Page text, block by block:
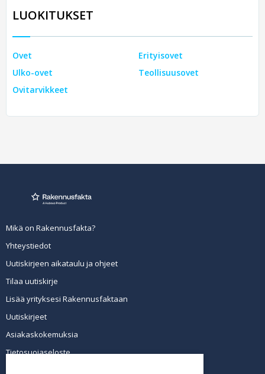
LUOKITUKSET
Ovet
Ulko-ovet
Ovitarvikkeet
Erityisovet
Teollisuusovet
Mikä on Rakennusfakta?
Yhteystiedot
Uutiskirjeen aikataulu ja ohjeet
Tilaa uutiskirje
Lisää yrityksesi Rakennusfaktaan
Uutiskirjeet
Asiakaskokemuksia
Tietosuojaseloste